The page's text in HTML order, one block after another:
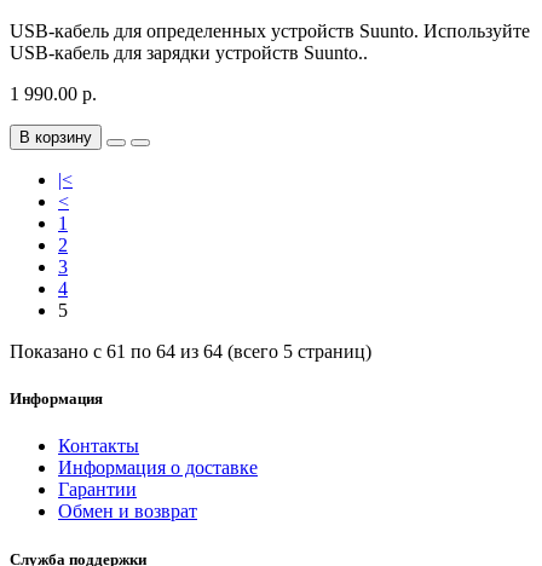
USB-кабель для определенных устройств Suunto. Используйте
USB-кабель для зарядки устройств Suunto..
1 990.00 р.
В корзину
|<
<
1
2
3
4
5
Показано с 61 по 64 из 64 (всего 5 страниц)
Информация
Контакты
Информация о доставке
Гарантии
Обмен и возврат
Служба поддержки